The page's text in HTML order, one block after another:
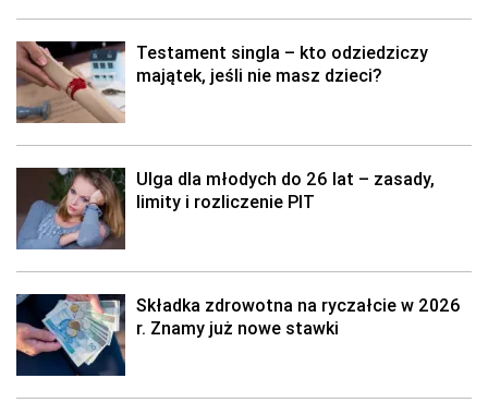
Testament singla – kto odziedziczy
majątek, jeśli nie masz dzieci?
Ulga dla młodych do 26 lat – zasady,
limity i rozliczenie PIT
Składka zdrowotna na ryczałcie w 2026
r. Znamy już nowe stawki